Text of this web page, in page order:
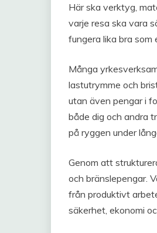
Här ska verktyg,
varje resa ska vara
fungera lika bra som
Många
lastutrymme och
utan även pengar i
både dig och andra
på ryggen under
Genom att
och bränslepengar.
från produktivt
säkerhet, ekonomi